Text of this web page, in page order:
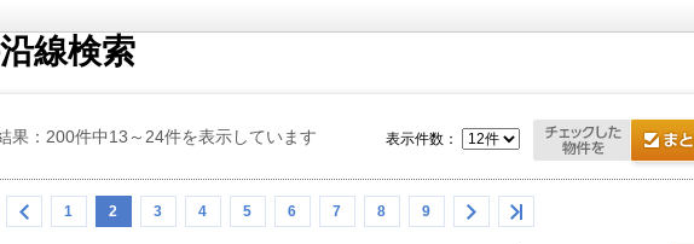
線検索
果：200件中13～24件を表示しています
1 2 3 4 5 6 7 8 9
表示件数：